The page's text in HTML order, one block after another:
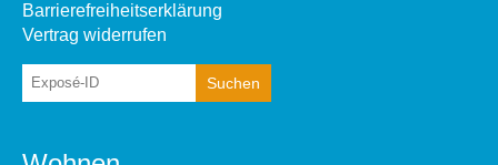
Barrierefreiheitserklärung
Vertrag widerrufen